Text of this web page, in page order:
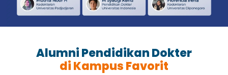
Alumni Pendidikan Dokter
di Kampus Favorit